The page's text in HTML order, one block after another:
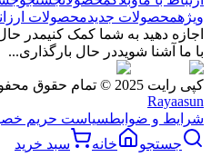
ویژهمحصولات جدیدمحصولات ارزان
اجازه دهید به شما کمک کنیمدر
با ما آشنا شویددر حال بارگذاری...
کپی رایت 2025 © تمام حقوق محفوظ است. قدرت گرفته از
Rayaasun
شرایط و ضوابطسیاست حریم
جستجو
خانه سبد خرید